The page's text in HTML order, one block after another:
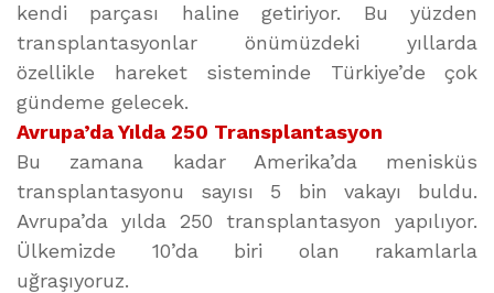
kendi parçası haline getiriyor. Bu yüzden
transplantasyonlar önümüzdeki yıllarda
özellikle hareket sisteminde Türkiye’de çok
gündeme gelecek.
Avrupa’da Yılda 250 Transplantasyon
Bu zamana kadar Amerika’da menisküs
transplantasyonu sayısı 5 bin vakayı buldu.
Avrupa’da yılda 250 transplantasyon yapılıyor.
Ülkemizde 10’da biri olan rakamlarla
uğraşıyoruz.